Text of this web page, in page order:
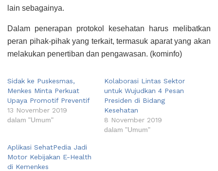
lain sebagainya.
Dalam penerapan protokol kesehatan harus melibatkan
peran pihak-pihak yang terkait, termasuk aparat yang akan
melakukan penertiban dan pengawasan. (kominfo)
Sidak ke Puskesmas,
Menkes Minta Perkuat
Upaya Promotif Preventif
13 November 2019
dalam "Umum"
Kolaborasi Lintas Sektor
untuk Wujudkan 4 Pesan
Presiden di Bidang
Kesehatan
8 November 2019
dalam "Umum"
Aplikasi SehatPedia Jadi
Motor Kebijakan E-Health
di Kemenkes